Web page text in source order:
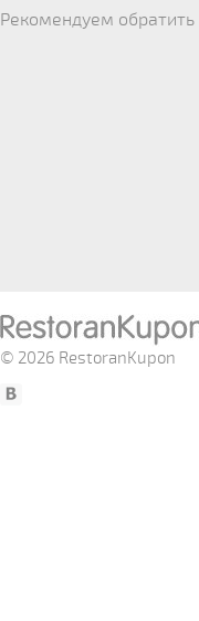
Рекомендуем
© 2026 RestoranKupon